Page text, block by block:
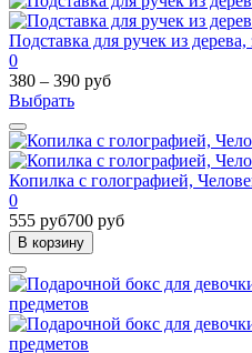
Подставка для ручек из дерева,
0
380 – 390 руб
Выбрать
Копилка с голографией,
0
555 руб700 руб
В корзину